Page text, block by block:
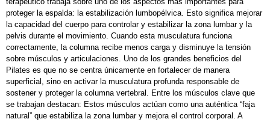
proteger la espalda: la estabilización lumbopélvica. Esto significa mejorar
la capacidad del cuerpo para controlar y estabilizar la zona lumbar y la
pelvis durante el movimiento. Cuando esta musculatura funciona
correctamente, la columna recibe menos carga y disminuye la tensión
sobre músculos y articulaciones. Uno de los grandes beneficios del
Pilates es que no se centra únicamente en fortalecer de manera
superficial, sino en activar la musculatura profunda responsable de
sostener y proteger la columna vertebral. Entre los músculos clave que
se trabajan destacan: Estos músculos actúan como una auténtica “faja
natural” que estabiliza la zona lumbar y mejora el control corporal. A